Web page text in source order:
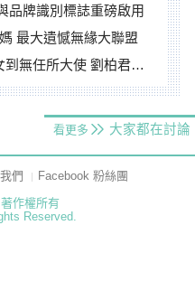
品牌識別標誌重磅啟用
最大遺憾無緣大聯盟
劉柏君女裁判人生國際發光
看更多 大家都在討論
們
Facebook 粉絲團
作權所有
Reserved.